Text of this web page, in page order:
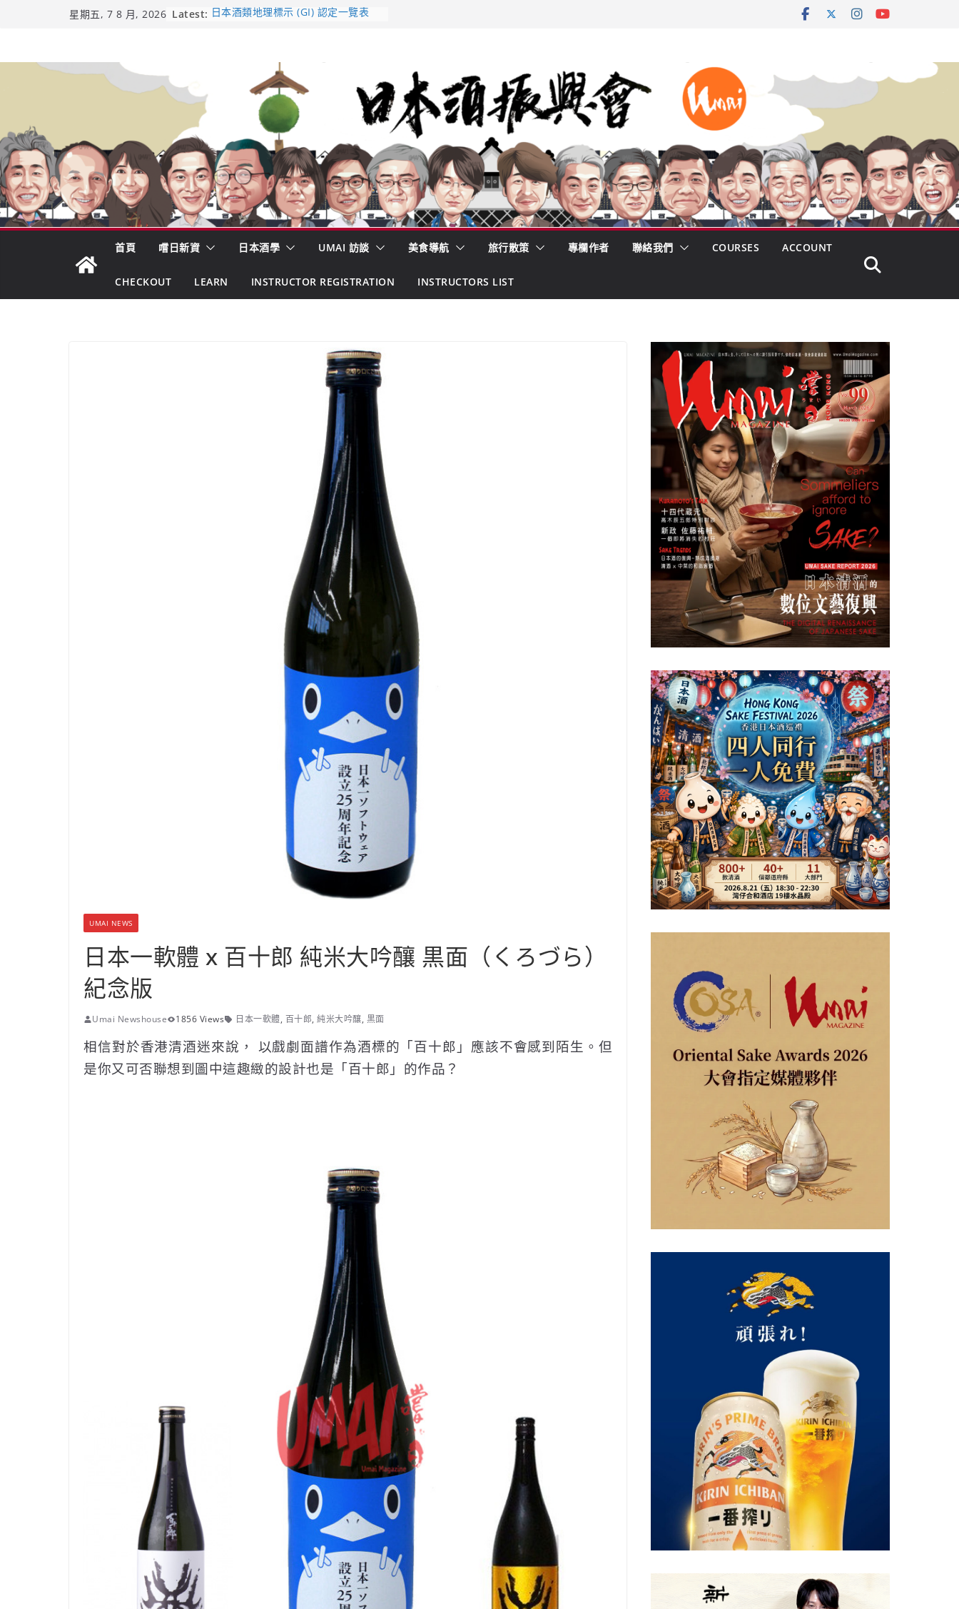
星期五, 7 8 月, 2026 Latest: 日本酒類地理標示 (GI) 認定一覽表
【酒業商戰】130年老酒藏殺入股票
市場！梅乃宿上市背後的密碼
龜之井酒造：口說上手 – 山形純米大
吟釀的堅持與傳承 ～ くどき上手
首頁 嚐日新資 日本酒學 UMAI 訪談 美食導航 旅行散策 專欄作者 聯絡我們 COURSES ACCOUNT
CHECKOUT LEARN INSTRUCTOR REGISTRATION INSTRUCTORS LIST
UMAI NEWS
日本一軟體 x 百十郎 純米大吟釀 黒面（くろづら）
紀念版
Umai Newshouse 1856 Views 日本一軟體, 百十郎, 純米大吟釀, 黒面
相信對於香港清酒迷來說， 以戲劇面譜作為酒標的「百十郎」應該不會感到陌生。但
是你又可否聯想到圖中這趣緻的設計也是「百十郎」的作品？